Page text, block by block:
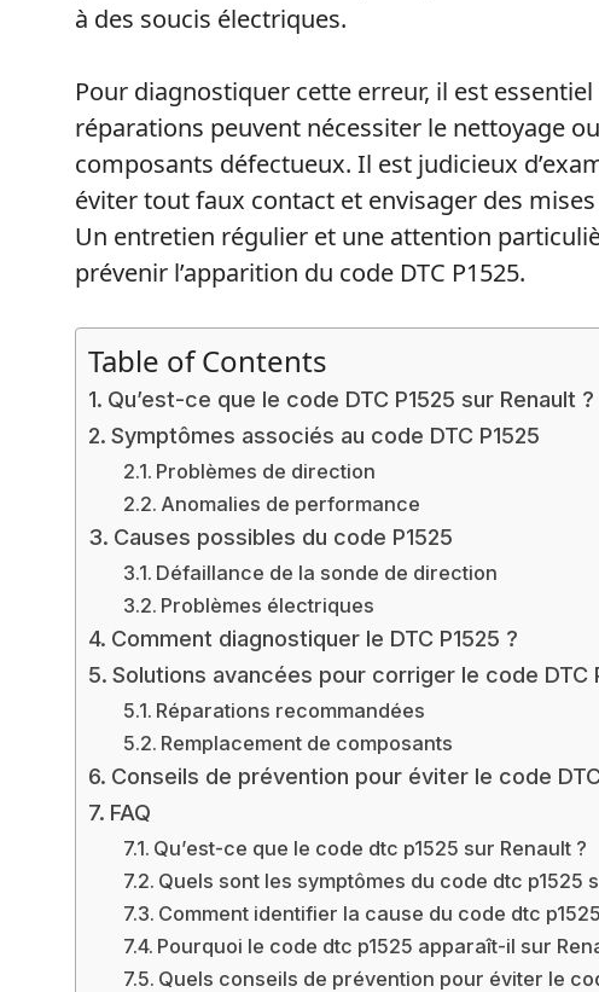
à des soucis électriques.
Pour diagnostiquer cette erreur, il est
réparations peuvent nécessiter le nettoyage
composants défectueux. Il est judicieux
éviter tout faux contact et envisager des
Un entretien régulier et une attention
prévenir l’apparition du code DTC P1525.
Table of Contents
Qu’est-ce que le code DTC P1525 sur Renault ?
Symptômes associés au code DTC P1525
Problèmes de direction
Anomalies de performance
Causes possibles du code P1525
Défaillance de la sonde de direction
Problèmes électriques
Comment diagnostiquer le DTC P1525 ?
Solutions avancées pour corriger le code DTC
Réparations recommandées
Remplacement de composants
Conseils de prévention pour éviter le code DTC
FAQ
Qu’est-ce que le code dtc p1525 sur Renault ?
Quels sont les symptômes du code dtc p1525
Comment identifier la cause du code dtc
Pourquoi le code dtc p1525 apparaît-il sur
Quels conseils de prévention pour éviter le